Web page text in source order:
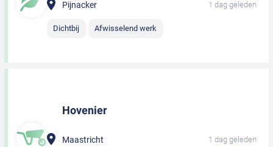
Pijnacker 1 dag geleden
Dichtbij Afwisselend werk
Hovenier
Maastricht 1 dag geleden